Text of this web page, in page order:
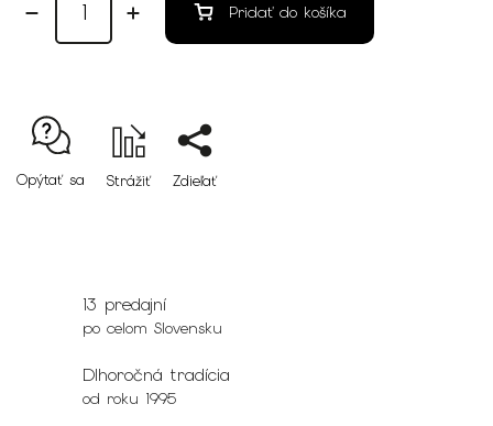
Pridať do košíka
Opýtať sa Strážiť Zdieľať
13 predajní
po celom Slovensku
Dlhoročná tradícia
od roku 1995